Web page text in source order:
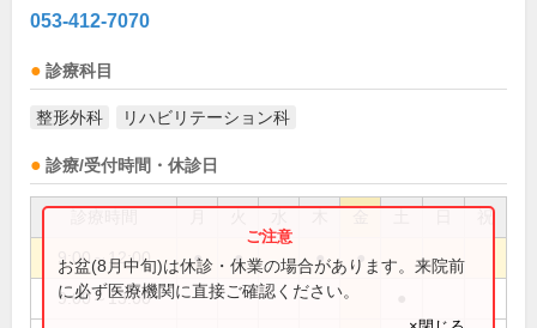
053-412-7070
診療科目
整形外科 リハビリテーション科
診療/受付時間・休診日
祝
9:00～12:00 ● ● ● ●
9:00～13:00
お盆(8月中旬)は休診・休業の場合があります。来院前
に必ず医療機関に直接ご確認ください。